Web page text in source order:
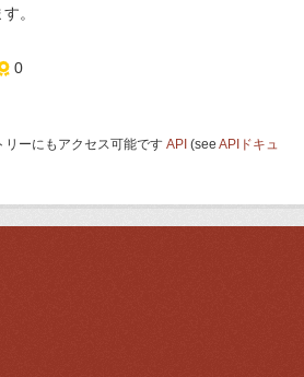
。
0
ーにもアクセス可能です API (see APIドキュ